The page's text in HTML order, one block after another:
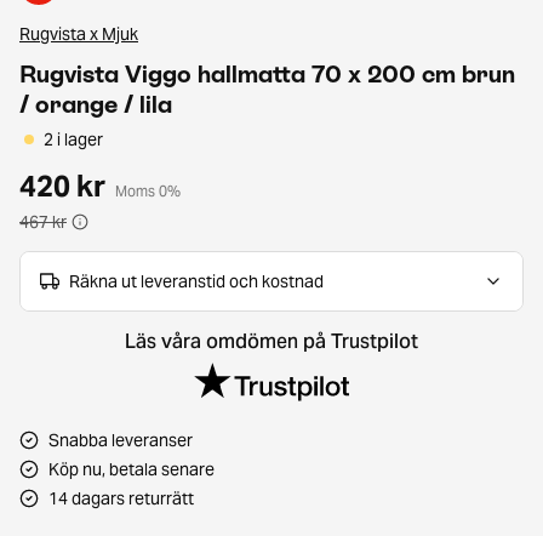
Rugvista x Mjuk
Rugvista Viggo hallmatta 70 x 200 cm brun
/ orange / lila
2 i lager
420 kr Moms 0%
467 kr
Räkna ut leveranstid och kostnad
Läs våra omdömen på Trustpilot
Snabba leveranser
Köp nu, betala senare
14 dagars returrätt